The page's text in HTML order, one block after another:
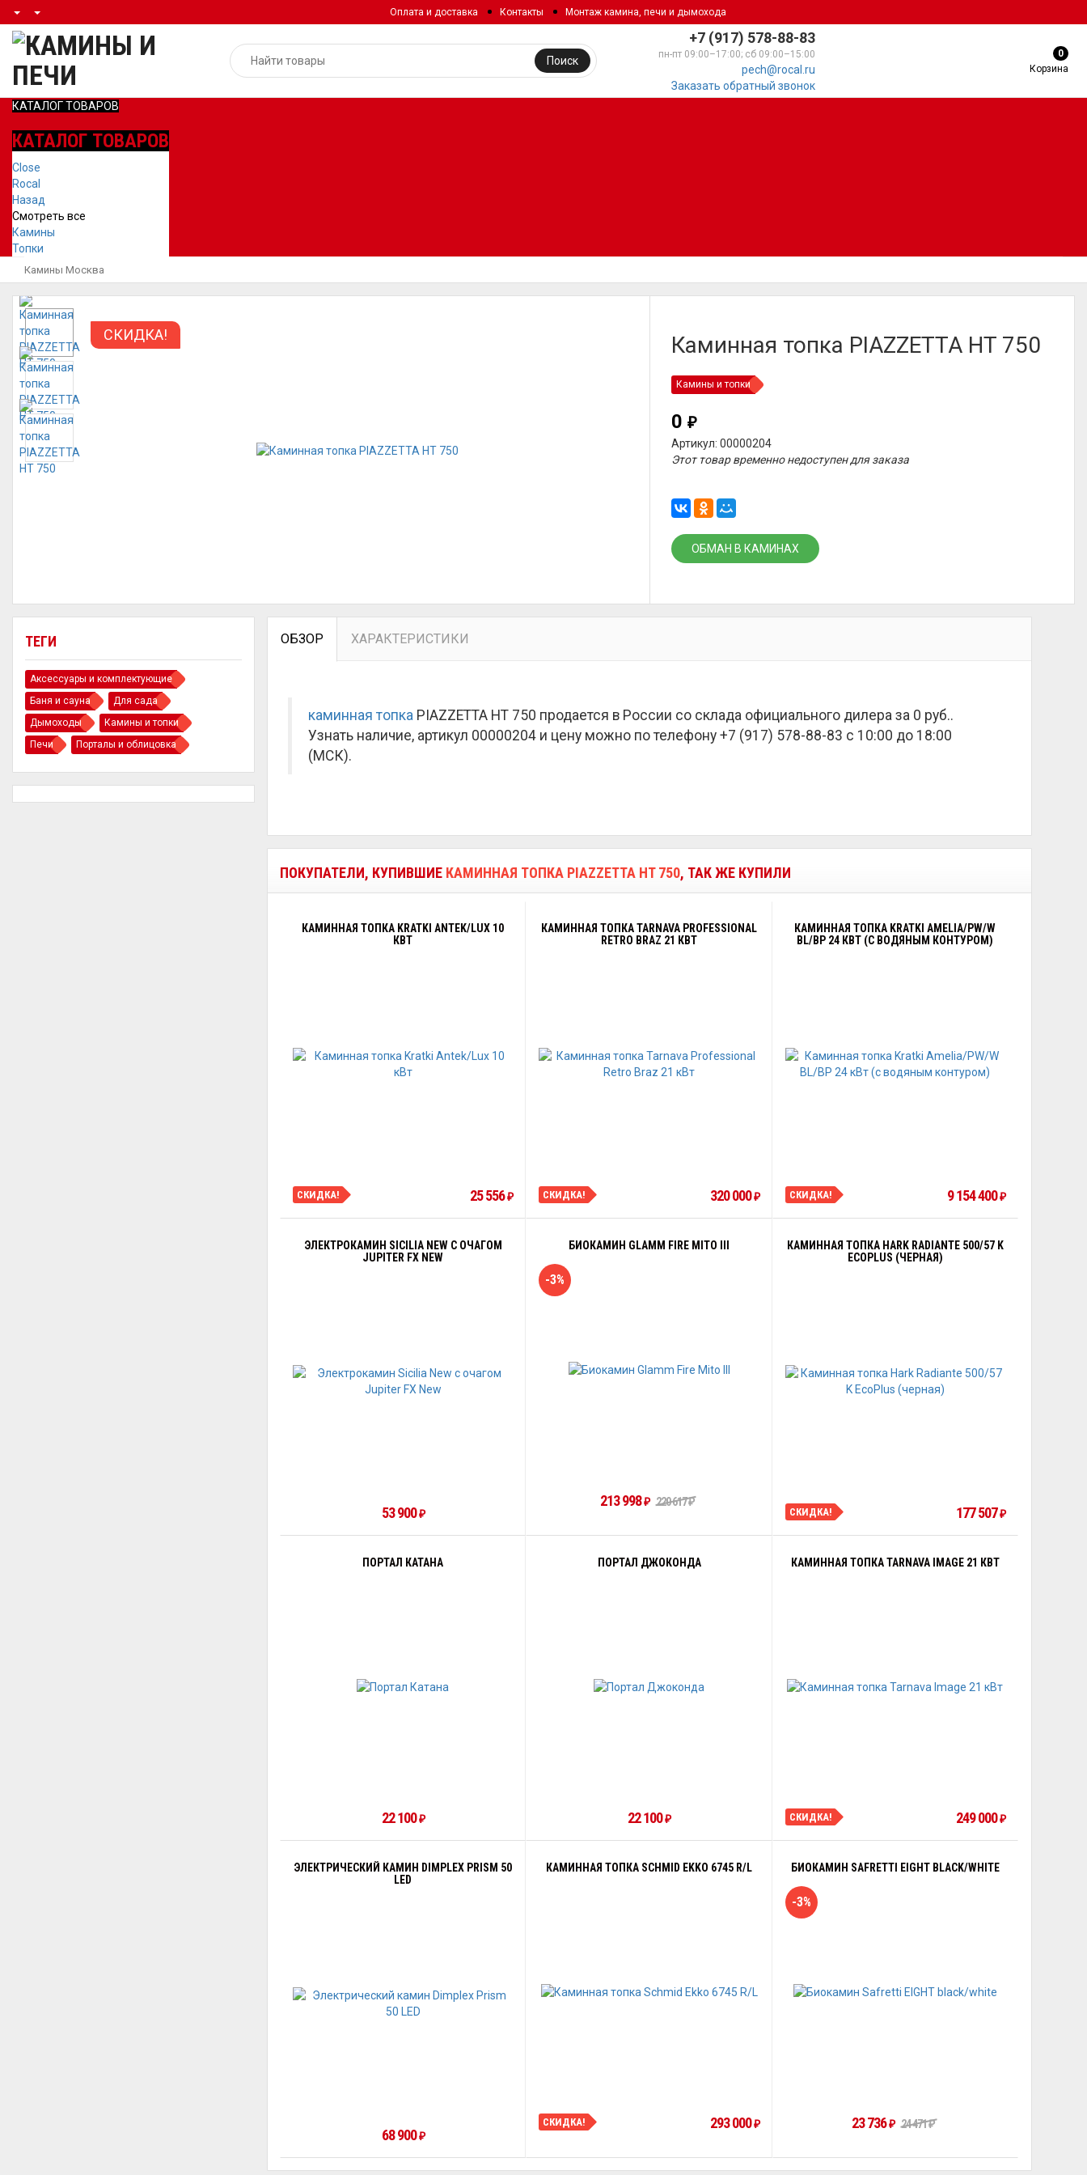
Оплата и доставка Контакты Монтаж камина, печи и дымохода
+7 (917) 578-88-83
пн-пт 09:00–17:00; сб 09:00–15:00
pech@rocal.ru
Заказать обратный звонок
Поиск
0
Корзина
КАТАЛОГ ТОВАРОВ
КАТАЛОГ ТОВАРОВ
Close
Rocal
Назад
Смотреть все
Камины
Топки
Камины Москва
СКИДКА! Каминная топка PIAZZETTA HT 750
Камины и топки
0₽
Артикул: 00000204
Этот товар временно недоступен для заказа
ОБМАН В КАМИНАХ
ТЕГИ
Аксессуары и комплектующие
Баня и сауна
Для сада
Дымоходы
Камины и топки
Печи
Порталы и облицовка
ОБЗОР ХАРАКТЕРИСТИКИ
каминная топка PIAZZETTA HT 750 продается в России со склада официального дилера за 0 руб..
Узнать наличие, артикул 00000204 и цену можно по телефону +7 (917) 578-88-83 с 10:00 до 18:00
(МСК).
ПОКУПАТЕЛИ, КУПИВШИЕ КАМИННАЯ ТОПКА PIAZZETTA HT 750, ТАК ЖЕ КУПИЛИ
КАМИННАЯ ТОПКА KRATKI ANTEK/LUX 10
КВТ
СКИДКА! 25 556₽
КАМИННАЯ ТОПКА TARNAVA PROFESSIONAL
RETRO BRAZ 21 КВТ
СКИДКА! 320 000₽
КАМИННАЯ ТОПКА KRATKI AMELIA/PW/W
BL/BP 24 КВТ (С ВОДЯНЫМ КОНТУРОМ)
СКИДКА! 9 154 400₽
ЭЛЕКТРОКАМИН SICILIA NEW С ОЧАГОМ
JUPITER FX NEW
53 900₽
БИОКАМИН GLAMM FIRE MITO III
-3%
213 998₽ 220 617₽
КАМИННАЯ ТОПКА HARK RADIANTE 500/57 K
ECOPLUS (ЧЕРНАЯ)
СКИДКА! 177 507₽
ПОРТАЛ КАТАНА
22 100₽
ПОРТАЛ ДЖОКОНДА
22 100₽
КАМИННАЯ ТОПКА TARNAVA IMAGE 21 КВТ
СКИДКА! 249 000₽
ЭЛЕКТРИЧЕСКИЙ КАМИН DIMPLEX PRISM 50
LED
68 900₽
КАМИННАЯ ТОПКА SCHMID EKKO 6745 R/L
СКИДКА! 293 000₽
БИОКАМИН SAFRETTI EIGHT BLACK/WHITE
-3%
23 736₽ 24 471₽